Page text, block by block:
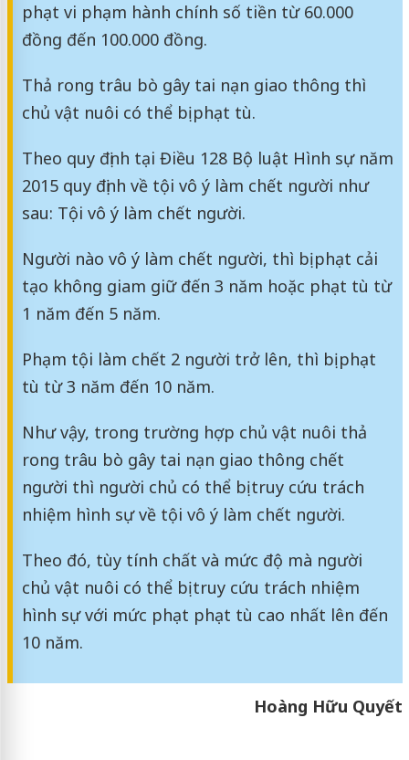
phạt vi phạm hành chính số tiền từ 60.000
đồng đến 100.000 đồng.
Thả rong trâu bò gây tai nạn giao thông thì
chủ vật nuôi có thể bị phạt tù.
Theo quy định tại Điều 128 Bộ luật Hình sự năm
2015 quy định về tội vô ý làm chết người như
sau: Tội vô ý làm chết người.
Người nào vô ý làm chết người, thì bị phạt cải
tạo không giam giữ đến 3 năm hoặc phạt tù từ
1 năm đến 5 năm.
Phạm tội làm chết 2 người trở lên, thì bị phạt
tù từ 3 năm đến 10 năm.
Như vậy, trong trường hợp chủ vật nuôi thả
rong trâu bò gây tai nạn giao thông chết
người thì người chủ có thể bị truy cứu trách
nhiệm hình sự về tội vô ý làm chết người.
Theo đó, tùy tính chất và mức độ mà người
chủ vật nuôi có thể bị truy cứu trách nhiệm
hình sự với mức phạt phạt tù cao nhất lên đến
10 năm.
Hoàng Hữu Quyết